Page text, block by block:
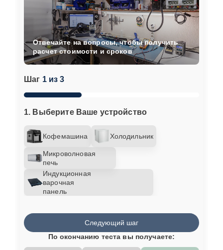
Шаг 1 из 3
1. Выберите Ваше устройство
Кофемашина Холодильник
Микроволновая
печь
Индукционная
варочная
панель
Отвечайте на вопросы, чтобы получить
расчет стоимости и сроков
Следующий шаг
По окончанию теста вы получаете: